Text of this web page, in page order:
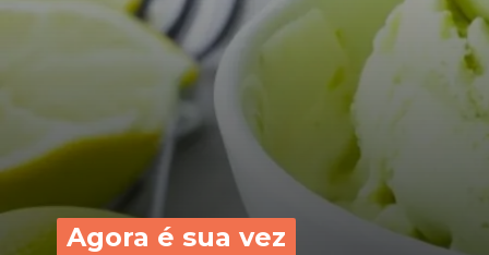
Agora é sua vez